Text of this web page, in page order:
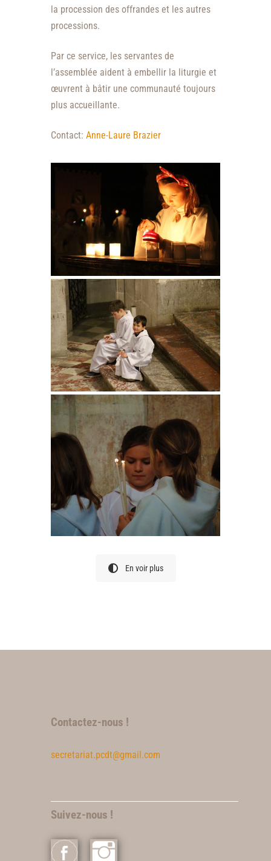
la procession des offrandes et les autres
processions.
Par ce service, les servantes de
l’assemblée aident à embellir la liturgie et
œuvrent à bâtir une communauté toujours
plus accueillante.
Contact: Anne-Laure Brazier
En voir plus
Contactez-nous !
secretariat.pcdt@gmail.com
Suivez-nous !